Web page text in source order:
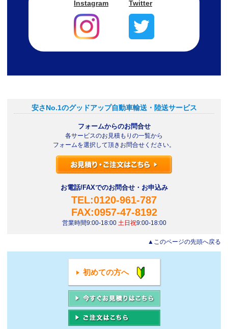
Instagram Twitter
安さNo.1のグッドアップ自動車輸送・陸送サービス
フォームからのお問合せ
各サービスのお見積もりの一覧から
フォームを選択して頂きお問合せください。
お電話/FAXでのお問合せ・お申込み
TEL:0120-961-787
FAX:0957-47-8192
営業時間9:00-18:00 土日祝9:00-18:00
▲このページの先頭へ戻る
初めての方へ